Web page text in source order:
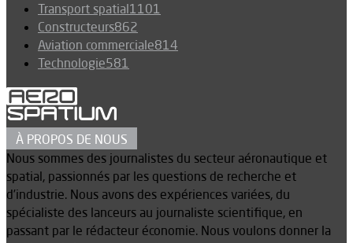
Transport spatial1101
Constructeurs862
Aviation commerciale814
Technologie581
À PROPOS DE NOUS
Nous sommes des journalistes du secteur aéronautique et
spatial, passionnés par les questions de recherche et
d’industrie. Nous avons des expériences variées, du
spécialiste des lanceurs au journaliste scientifique, en
passant par le rédacteur économie. Nous voulons donner la